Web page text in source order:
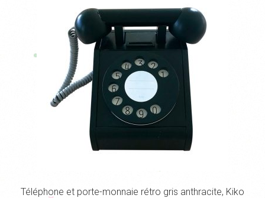
Téléphone et porte-monnaie rétro gris anthracite, Kiko